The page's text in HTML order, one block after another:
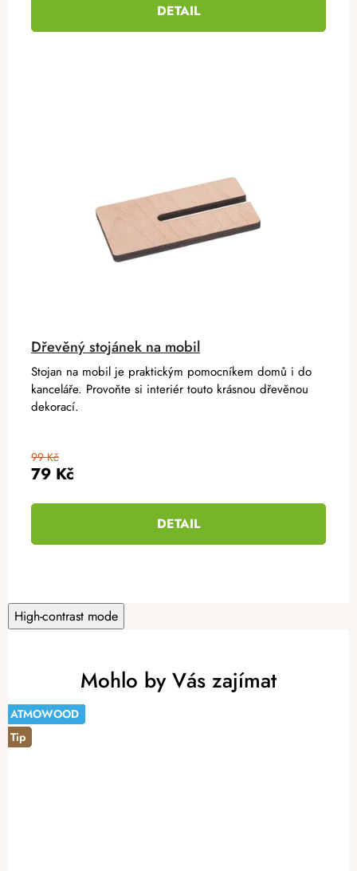
DETAIL
Dřevěný stojánek na mobil
79 Kč
99 Kč
DETAIL
Stojan na mobil je praktickým pomocníkem domů i do
kanceláře. Provoňte si interiér touto krásnou dřevěnou
dekorací.
High-contrast mode
Mohlo by Vás zajímat
ATMOWOOD
-14%
ATMOWOOD
Tip
ATMOWOOD
ATMOWOOD
ATMOWOOD
ATMOWOOD
Tip
ATMOWOOD
Tip
ATMOWOOD
ATMOWOOD